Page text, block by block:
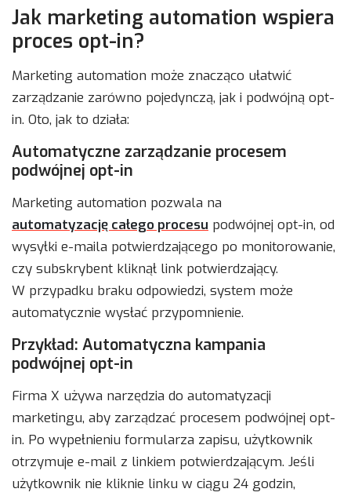
Jak marketing automation wspiera
proces opt-in?
Marketing automation może znacząco ułatwić
zarządzanie zarówno pojedynczą, jak i podwójną opt-
in. Oto, jak to działa:
Automatyczne zarządzanie procesem
podwójnej opt-in
Marketing automation pozwala na
automatyzację całego procesu podwójnej opt-in, od
wysyłki e-maila potwierdzającego po monitorowanie,
czy subskrybent kliknął link potwierdzający.
W przypadku braku odpowiedzi, system może
automatycznie wysłać przypomnienie.
Przykład: Automatyczna kampania
podwójnej opt-in
Firma X używa narzędzia do automatyzacji
marketingu, aby zarządzać procesem podwójnej opt-
in. Po wypełnieniu formularza zapisu, użytkownik
otrzymuje e-mail z linkiem potwierdzającym. Jeśli
użytkownik nie kliknie linku w ciągu 24 godzin,